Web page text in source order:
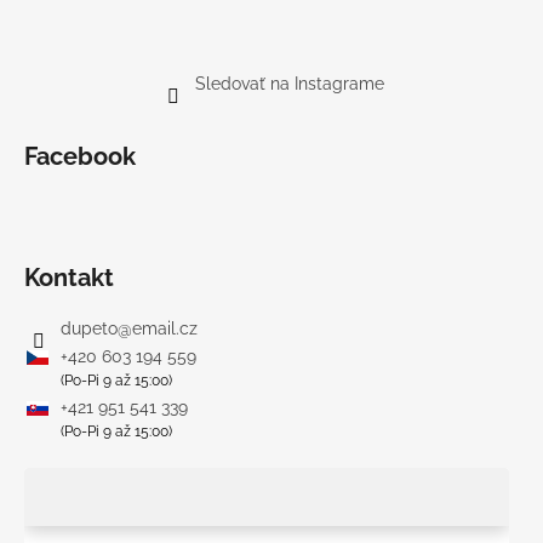
Sledovať na Instagrame
Facebook
Kontakt
dupeto@email.cz
+420 603 194 559
(Po-Pi 9 až 15:00)
+421 951 541 339
(Po-Pi 9 až 15:00)